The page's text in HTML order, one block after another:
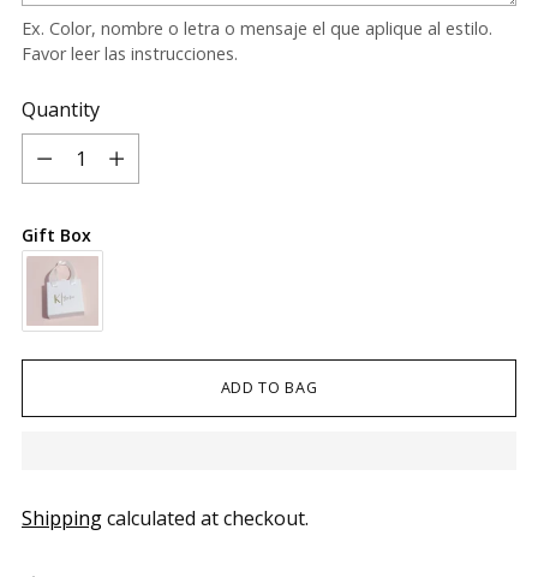
Ex. Color, nombre o letra o mensaje el que aplique al estilo.
Favor leer las instrucciones.
Quantity
Quantity
Gift Box
ADD TO BAG
Shippingcalculated at checkout.